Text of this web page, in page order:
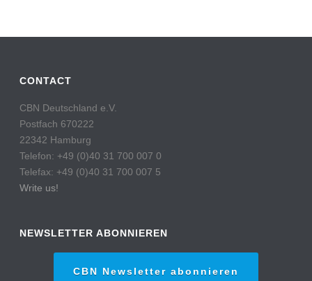
CONTACT
CBN Deutschland e.V.
Postfach 670222
22342 Hamburg
Telefon: +49 (0)40 31 700 007 0
Telefax: +49 (0)40 31 700 007 5
Write us!
NEWSLETTER ABONNIEREN
CBN Newsletter abonnieren